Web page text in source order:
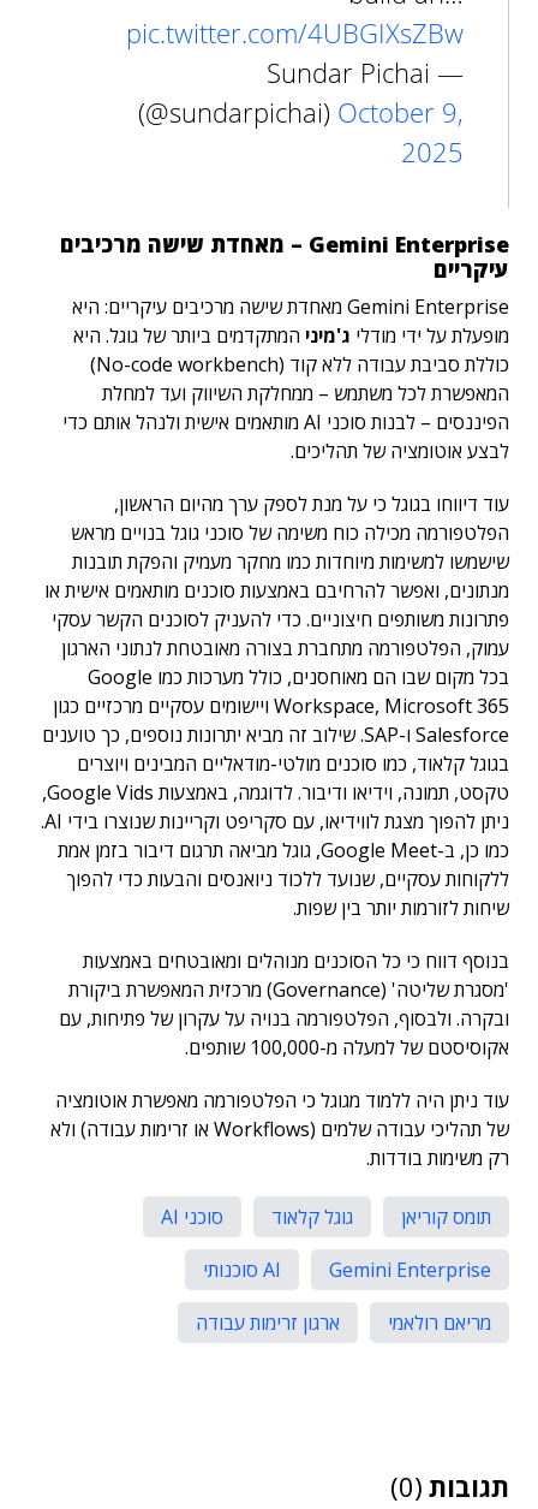
pic.twitter.com/4UBGIXsZBw
— Sundar Pichai
(@sundarpichai) October 9,
2025
Gemini Enterprise – מאחדת שישה מרכיבים
עיקריים
Gemini Enterprise מאחדת שישה מרכיבים עיקריים: היא
מופעלת על ידי מודלי ג'מיני המתקדמים ביותר של גוגל. היא
כוללת סביבת עבודה ללא קוד (No-code workbench)
המאפשרת לכל משתמש – ממחלקת השיווק ועד למחלת
הפיננסים – לבנות סוכני AI מותאמים אישית ולנהל אותם כדי
לבצע אוטומציה של תהליכים.
עוד דיווחו בגוגל כי על מנת לספק ערך מהיום הראשון,
הפלטפורמה מכילה כוח משימה של סוכני גוגל בנויים מראש
שישמשו למשימות מיוחדות כמו מחקר מעמיק והפקת תובנות
מנתונים, ואפשר להרחיבם באמצעות סוכנים מותאמים אישית או
פתרונות משותפים חיצוניים. כדי להעניק לסוכנים הקשר עסקי
עמוק, הפלטפורמה מתחברת בצורה מאובטחת לנתוני הארגון
בכל מקום שבו הם מאוחסנים, כולל מערכות כמו Google
Workspace, Microsoft 365 ויישומים עסקיים מרכזיים כגון
Salesforce ו-SAP. שילוב זה מביא יתרונות נוספים, כך טוענים
בגוגל קלאוד, כמו סוכנים מולטי-מודאליים המבינים ויוצרים
טקסט, תמונה, וידיאו ודיבור. לדוגמה, באמצעות Google Vids,
ניתן להפוך מצגת לווידיאו, עם סקריפט וקריינות שנוצרו בידי AI.
כמו כן, ב-Google Meet, גוגל מביאה תרגום דיבור בזמן אמת
ללקוחות עסקיים, שנועד ללכוד ניואנסים והבעות כדי להפוך
שיחות לזורמות יותר בין שפות.
בנוסף דווח כי כל הסוכנים מנוהלים ומאובטחים באמצעות
'מסגרת שליטה' (Governance) מרכזית המאפשרת ביקורת
ובקרה. ולבסוף, הפלטפורמה בנויה על עקרון של פתיחות, עם
אקוסיסטם של למעלה מ-100,000 שותפים.
עוד ניתן היה ללמוד מגוגל כי הפלטפורמה מאפשרת אוטומציה
של תהליכי עבודה שלמים (Workflows או זרימות עבודה) ולא
רק משימות בודדות.
תומס קוריאן גוגל קלאוד
סוכני AI
Gemini Enterprise
AI סוכנותי
מריאם רולאמי
ארגון זרימות עבודה
תגובות (0)